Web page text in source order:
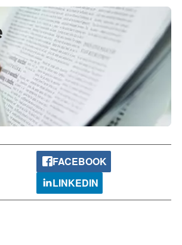
FACEBOOK
LINKEDIN